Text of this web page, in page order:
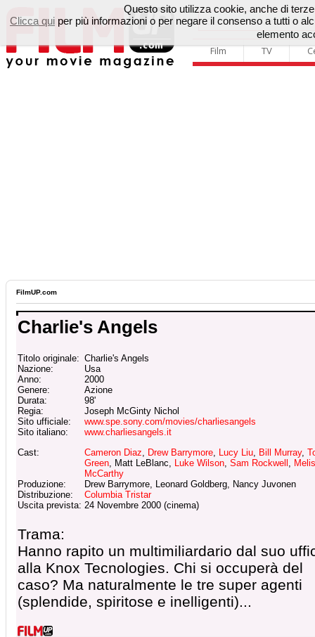
Film TV
FilmUP.com
Charlie's Angels
Titolo originale: Charlie's Angels
Nazione:
Usa
Anno:
2000
Genere:
Azione
Durata:
98'
Regia:
Joseph McGinty Nichol
Sito ufficiale:
www.spe.sony.com/movies/charliesangels
Sito italiano:
www.charliesangels.it
Cast:
Cameron Diaz, Drew Barrymore, Lucy Liu, Bill Murray,
Green, Matt LeBlanc, Luke Wilson, Sam Rockwell ,
McCarthy
Produzione:
Drew Barrymore, Leonard Goldberg, Nancy Juvonen
Distribuzione:
Columbia Tristar
Uscita prevista: 24 Novembre 2000 (cinema)
Trama:
Hanno rapito un multimiliardario dal suo
alla Knox Tecnologies. Chi si occuperà del
caso? Ma naturalmente le tre super agenti
(splendide, spiritose e inelligenti)...
Questo sito utilizza cookie, anche di
Clicca qui per più informazioni o per negare il consenso a tutti o
elemento